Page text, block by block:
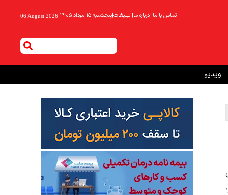
تماس با ما| درباره ما| تبلیغات|پنجشنبه ۱۵ مرداد ۱۴۰۵ |
06 August 2026
ویدیو